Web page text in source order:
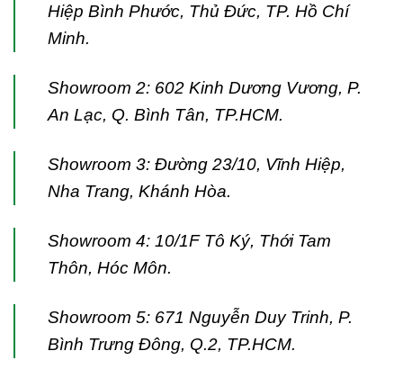
Hiệp Bình Phước, Thủ Đức, TP. Hồ Chí
Minh.
Showroom 2: 602 Kinh Dương Vương, P.
An Lạc, Q. Bình Tân, TP.HCM.
Showroom 3: Đường 23/10, Vĩnh Hiệp,
Nha Trang, Khánh Hòa.
Showroom 4: 10/1F Tô Ký, Thới Tam
Thôn, Hóc Môn.
Showroom 5: 671 Nguyễn Duy Trinh, P.
Bình Trưng Đông, Q.2, TP.HCM.